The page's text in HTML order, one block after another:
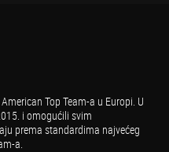
Top Team-a u Europi. U
i omogućili svim
prema standardima najvećeg
a.